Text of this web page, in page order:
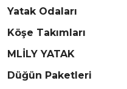
Yatak Odaları
Köşe Takımları
MLİLY YATAK
Düğün Paketleri